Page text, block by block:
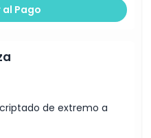
Pago
de extremo a